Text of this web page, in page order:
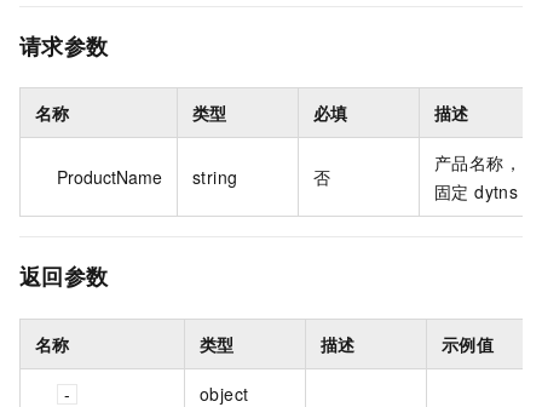
请求参数
名称 类型 必填 描述
ProductName string 否
产品名称，
固定 dytns
返回参数
名称 类型 描述 示例值
object